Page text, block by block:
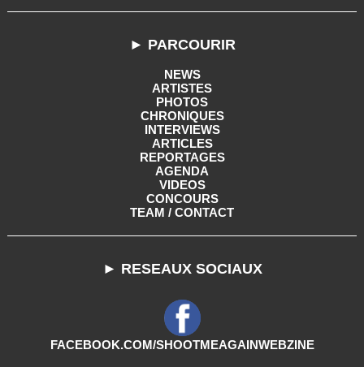
► PARCOURIR
NEWS
ARTISTES
PHOTOS
CHRONIQUES
INTERVIEWS
ARTICLES
REPORTAGES
AGENDA
VIDEOS
CONCOURS
TEAM / CONTACT
► RESEAUX SOCIAUX
FACEBOOK.COM/SHOOTMEAGAINWEBZINE